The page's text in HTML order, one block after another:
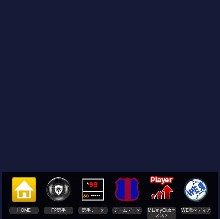
HOME FP選手 選手データ チームデータ
ML/myClubオ
ススメ
WE鬼ぺディア